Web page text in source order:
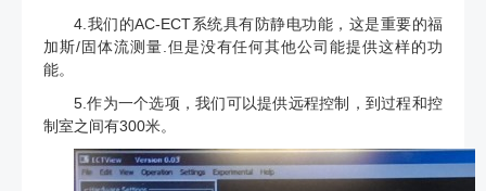
4.我们的AC-ECT系统具有防静电功能，这是重要的福
加斯/固体流测量.但是没有任何其他公司能提供这样的功
能。
5.作为一个选项，我们可以提供远程控制，到过程和控
制室之间有300米。